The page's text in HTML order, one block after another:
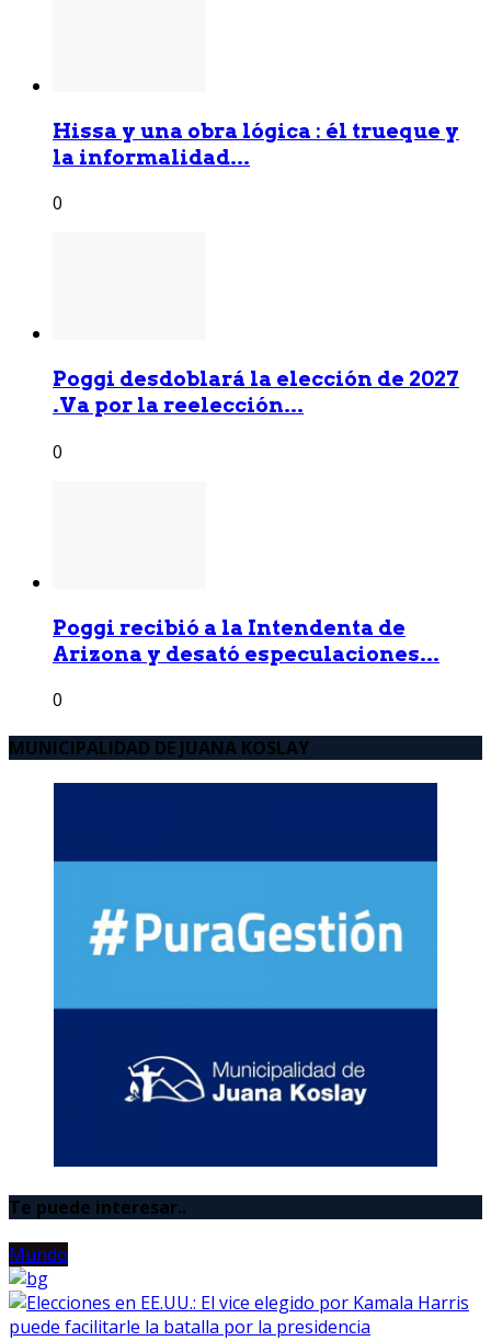
Hissa y una obra lógica : él trueque y
la informalidad...
0
Poggi desdoblará la elección de 2027
.Va por la reelección...
0
Poggi recibió a la Intendenta de
Arizona y desató especulaciones...
0
MUNICIPALIDAD DE JUANA KOSLAY
Te puede interesar..
Mundo